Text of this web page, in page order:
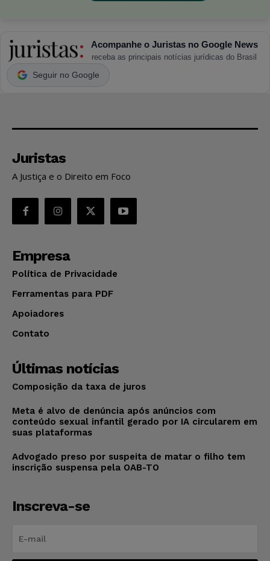
Acompanhe o Juristas no Google News
receba as principais notícias jurídicas do Brasil
Seguir no Google
Juristas
A Justiça e o Direito em Foco
Empresa
Política de Privacidade
Ferramentas para PDF
Apoiadores
Contato
Últimas notícias
Composição da taxa de juros
Meta é alvo de denúncia após anúncios com
conteúdo sexual infantil gerado por IA circularem em
suas plataformas
Advogado preso por suspeita de matar o filho tem
inscrição suspensa pela OAB-TO
Inscreva-se